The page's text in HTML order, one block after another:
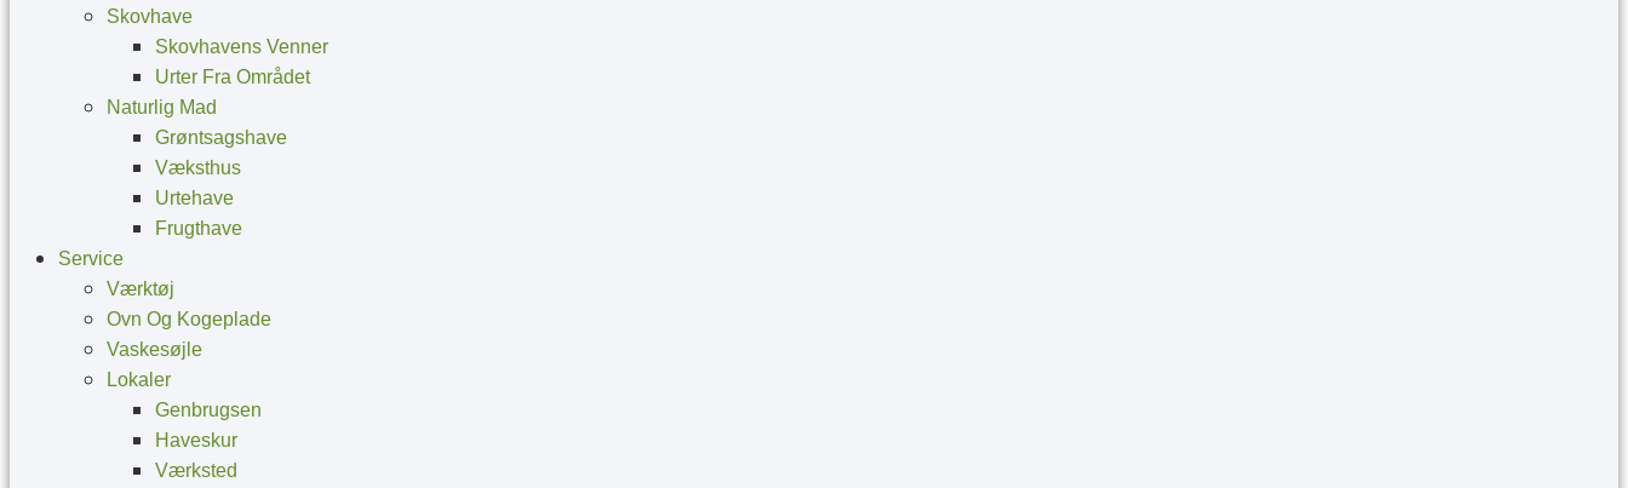
Skovhave
Skovhavens Venner
Urter Fra Området
Naturlig Mad
Grøntsagshave
Væksthus
Urtehave
Frugthave
Service
Værktøj
Ovn Og Kogeplade
Vaskesøjle
Lokaler
Genbrugsen
Haveskur
Værksted